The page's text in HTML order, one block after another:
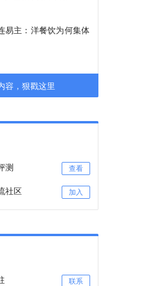
易主：洋餐饮为何集体
容，狠戳这里
测 查看
社区 加入
联系